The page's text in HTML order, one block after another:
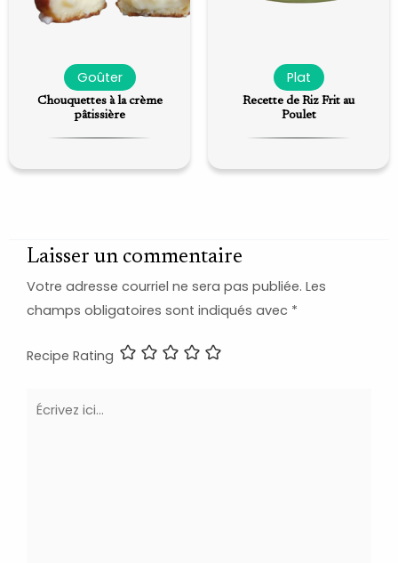
Goûter
Chouquettes à la crème
pâtissière
Plat
Recette de Riz Frit au
Poulet
Laisser un commentaire
Votre adresse courriel ne sera pas publiée. Les
champs obligatoires sont indiqués avec *
Recipe Rating
Écrivez